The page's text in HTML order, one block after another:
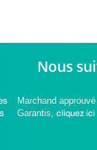
Nous
Marchand
Garantis, cliquez ici